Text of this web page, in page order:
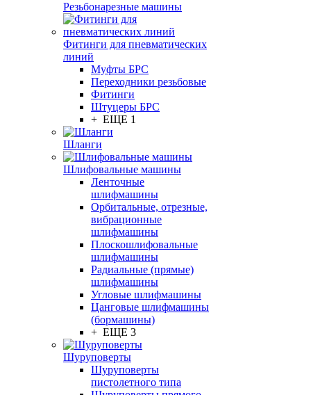
Резьбонарезные машины
Фитинги для пневматических
линий
Муфты БРС
Переходники резьбовые
Фитинги
Штуцеры БРС
+ ЕЩЕ 1
Шланги
Шлифовальные машины
Ленточные
шлифмашины
Орбитальные, отрезные,
вибрационные
шлифмашины
Плоскошлифовальные
шлифмашины
Радиальные (прямые)
шлифмашины
Угловые шлифмашины
Цанговые шлифмашины
(бормашины)
+ ЕЩЕ 3
Шуруповерты
Шуруповерты
пистолетного типа